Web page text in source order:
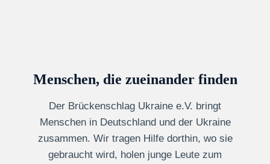
Menschen, die zueinander finden
Der Brückenschlag Ukraine e.V. bringt
Menschen in Deutschland und der Ukraine
zusammen. Wir tragen Hilfe dorthin, wo sie
gebraucht wird, holen junge Leute zum